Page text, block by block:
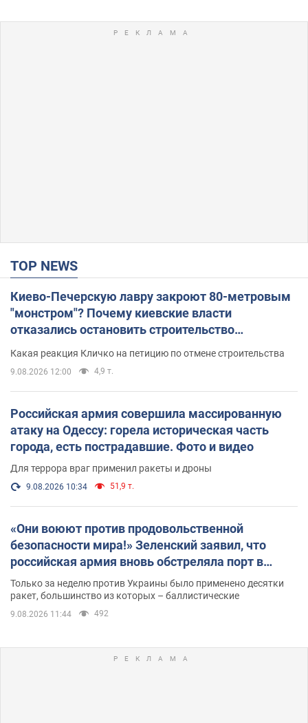
TOP NEWS
Киево-Печерскую лавру закроют 80-метровым
"монстром"? Почему киевские власти
отказались остановить строительство
Какая реакция Кличко на петицию по отмене строительства
9.08.2026 12:00 4,9 т.
Российская армия совершила массированную
атаку на Одессу: горела историческая часть
города, есть пострадавшие. Фото и видео
Для террора враг применил ракеты и дроны
9.08.2026 10:34 51,9 т.
«Они воюют против продовольственной
безопасности мира!» Зеленский заявил, что
российская армия вновь обстреляла порт в
Одессе
Только за неделю против Украины было применено десятки
ракет, большинство из которых – баллистические
9.08.2026 11:44 492